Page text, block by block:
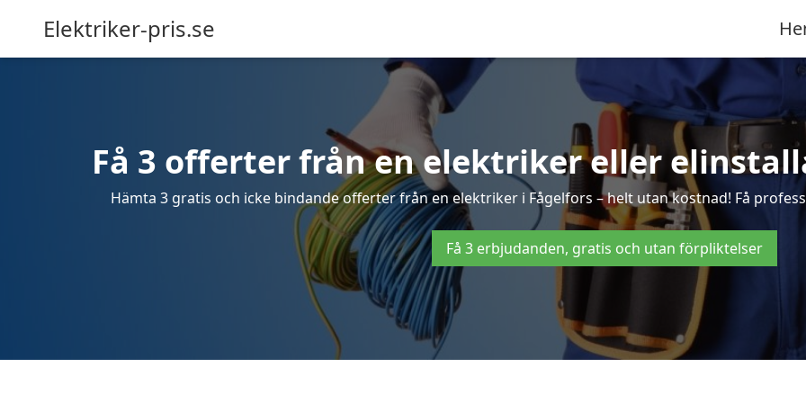
Elektriker-pris.se
Få 3 offerter från en elektriker eller
Hämta 3 gratis och icke bindande offerter från en elektriker i Fågelfors – helt utan kostnad! Få
Få 3 erbjudanden, gratis och utan förpliktelser